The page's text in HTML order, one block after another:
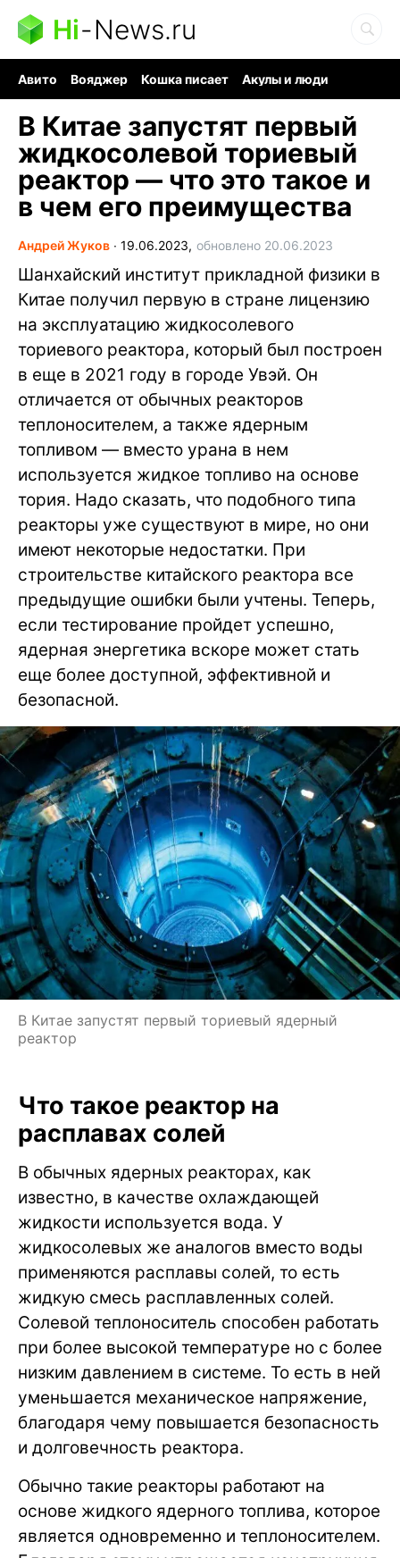
Hi-News.ru
Авито Вояджер Кошка писает
Акулы и люди
В Китае запустят первый
жидкосолевой ториевый
реактор — что это такое и
в чем его преимущества
Андрей Жуков ∙ 19.06.2023, обновлено 20.06.2023
Шанхайский институт прикладной физики в
Китае получил первую в стране лицензию
на эксплуатацию жидкосолевого
ториевого реактора, который был построен
в еще в 2021 году в городе Увэй. Он
отличается от обычных реакторов
теплоносителем, а также ядерным
топливом — вместо урана в нем
используется жидкое топливо на основе
тория. Надо сказать, что подобного типа
реакторы уже существуют в мире, но они
имеют некоторые недостатки. При
строительстве китайского реактора все
предыдущие ошибки были учтены. Теперь,
если тестирование пройдет успешно,
ядерная энергетика вскоре может стать
еще более доступной, эффективной и
безопасной.
В Китае запустят первый ториевый ядерный
реактор
Что такое реактор на
расплавах солей
В обычных ядерных реакторах, как
известно, в качестве охлаждающей
жидкости используется вода. У
жидкосолевых же аналогов вместо воды
применяются расплавы солей, то есть
жидкую смесь расплавленных солей.
Солевой теплоноситель способен работать
при более высокой температуре но с более
низким давлением в системе. То есть в ней
уменьшается механическое напряжение,
благодаря чему повышается безопасность
и долговечность реактора.
Обычно такие реакторы работают на
основе жидкого ядерного топлива, которое
является одновременно и теплоносителем.